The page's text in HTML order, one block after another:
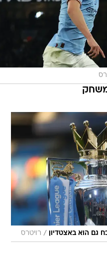
גם הוא באצטדיון / רויטרס